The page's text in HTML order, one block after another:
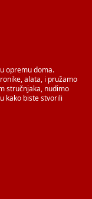
opremu doma.
alata, i pružamo
stručnjaka, nudimo
kako biste stvorili